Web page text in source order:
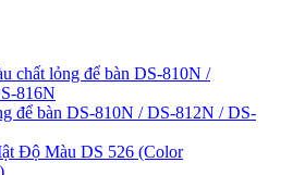
để bàn DS-810N / DS-812N / DS-